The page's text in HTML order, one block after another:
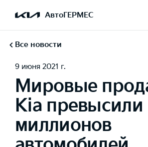
АвтоГЕРМЕС
Все новости
9 июня 2021 г.
Мировые
Kia
миллионов